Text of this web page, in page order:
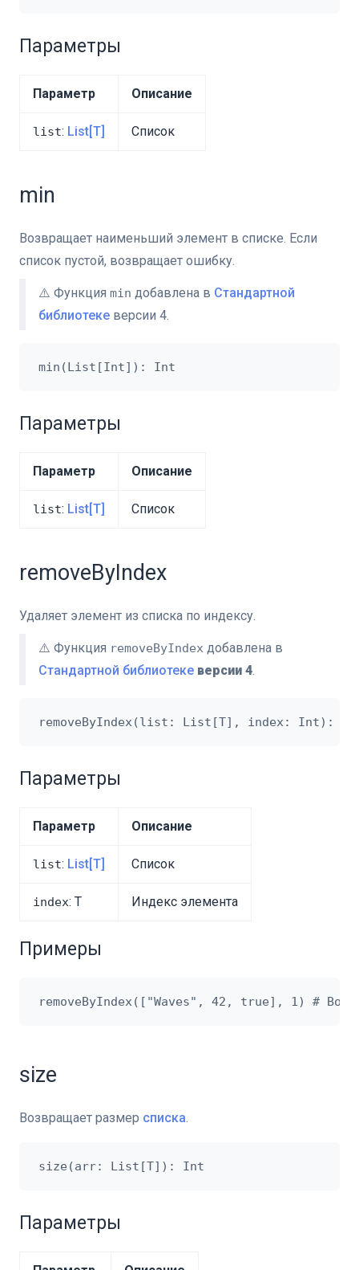
Параметры
Параметр Описание
list: List[T] Список
min
Возвращает наименьший элемент в списке. Если
список пустой, возвращает ошибку.
⚠️ Функция min добавлена в Стандартной
библиотеке версии 4.
Параметры
Параметр Описание
list: List[T] Список
removeByIndex
Удаляет элемент из списка по индексу.
⚠️ Функция removeByIndex добавлена в
Стандартной библиотеке версии 4.
Параметры
Параметр Описание
list: List[T] Список
index: T Индекс элемента
Примеры
size
Возвращает размер списка.
Параметры